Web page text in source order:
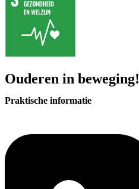
Ouderen in beweging!
Praktische informatie